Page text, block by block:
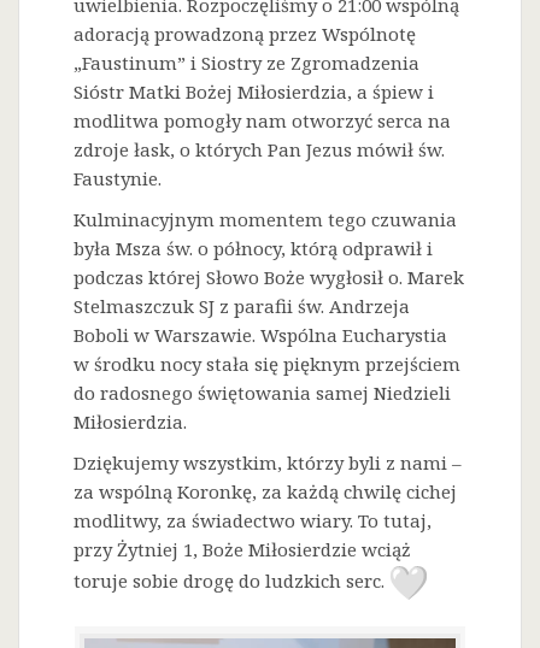
uwielbienia. Rozpoczęliśmy o 21:00 wspólną
adoracją prowadzoną przez Wspólnotę
„Faustinum” i Siostry ze Zgromadzenia
Sióstr Matki Bożej Miłosierdzia, a śpiew i
modlitwa pomogły nam otworzyć serca na
zdroje łask, o których Pan Jezus mówił św.
Faustynie.
Kulminacyjnym momentem tego czuwania
była Msza św. o północy, którą odprawił i
podczas której Słowo Boże wygłosił o. Marek
Stelmaszczuk SJ z parafii św. Andrzeja
Boboli w Warszawie. Wspólna Eucharystia
w środku nocy stała się pięknym przejściem
do radosnego świętowania samej Niedzieli
Miłosierdzia.
Dziękujemy wszystkim, którzy byli z nami –
za wspólną Koronkę, za każdą chwilę cichej
modlitwy, za świadectwo wiary. To tutaj,
przy Żytniej 1, Boże Miłosierdzie wciąż
toruje sobie drogę do ludzkich serc.